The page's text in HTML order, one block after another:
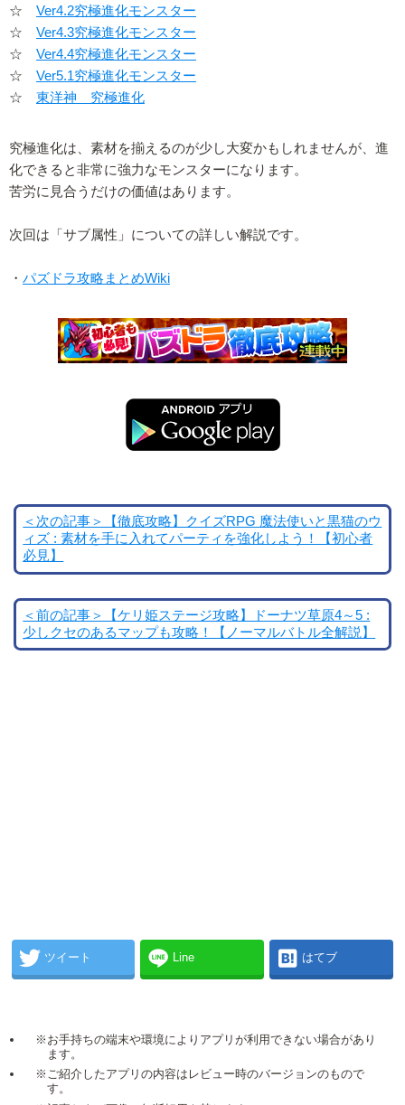
☆ Ver4.2究極進化モンスター
☆ Ver4.3究極進化モンスター
☆ Ver4.4究極進化モンスター
☆ Ver5.1究極進化モンスター
☆ 東洋神 究極進化
究極進化は、素材を揃えるのが少し大変かもしれませんが、進
化できると非常に強力なモンスターになります。
苦労に見合うだけの価値はあります。
次回は「サブ属性」についての詳しい解説です。
・ パズドラ攻略まとめWiki
＜次の記事＞【徹底攻略】クイズRPG 魔法使いと黒猫のウ
ィズ : 素材を手に入れてパーティを強化しよう！【初心者
必見】
＜前の記事＞【ケリ姫ステージ攻略】ドーナツ草原4～5 :
少しクセのあるマップも攻略！【ノーマルバトル全解説】
ツイート Line はてブ
※お手持ちの端末や環境によりアプリが利用できない場合があり
ます。
※ご紹介したアプリの内容はレビュー時のバージョンのもので
す。